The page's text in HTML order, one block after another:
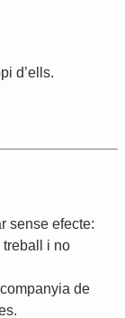
d’ells.
sense efecte:
treball i no
companyia de
.